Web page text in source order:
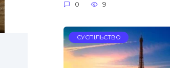
0 9
СУСПІЛЬСТВО